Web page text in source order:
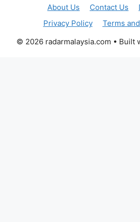
About Us Contact Us
Privacy Policy
Terms
© 2026 radarmalaysia.com • Built